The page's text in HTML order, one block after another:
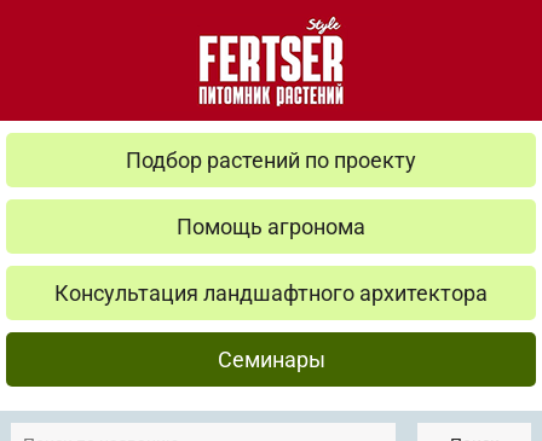
Подбор растений по проекту
Помощь агронома
Консультация ландшафтного архитектора
Семинары